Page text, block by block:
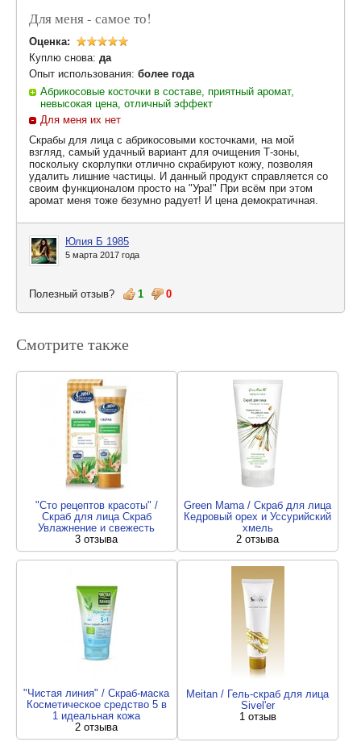
Для меня - самое то!
Оценка:
Куплю снова: да
Опыт использования: более года
Абрикосовые косточки в составе, приятный аромат,
невысокая цена, отличный эффект
Для меня их нет
Скрабы для лица с абрикосовыми косточками, на мой
взгляд, самый удачный вариант для очищения Т-зоны,
поскольку скорлупки отлично скрабируют кожу, позволяя
удалить лишние частицы. И данный продукт справляется со
своим функционалом просто на "Ура!" При всём при этом
аромат меня тоже безумно радует! И цена демократичная.
Юлия Б 1985
5 марта 2017 года
Полезный отзыв? 1 0
Смотрите также
"Сто рецептов красоты" /
Скраб для лица Скраб
Увлажнение и свежесть
3 отзыва
Green Mama / Скраб для лица
Кедровый орех и Уссурийский
хмель
2 отзыва
"Чистая линия" / Скраб-маска
Косметическое средство 5 в
1 идеальная кожа
2 отзыва
Meitan / Гель-скраб для лица
Sivel'er
1 отзыв